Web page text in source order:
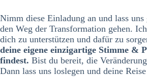
Nimm diese Einladung an und lass uns
den Weg der Transformation gehen.
dich zu unterstützen und dafür zu
deine eigene einzigartige Stimme &
findest. Bist du bereit, die
Dann lass uns loslegen und deine